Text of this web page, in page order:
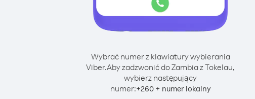
Wybrać numer z klawiatury wybierania
Viber.Aby zadzwonić do Zambia z Tokelau,
wybierz następujący
numer:+260+ numer lokalny